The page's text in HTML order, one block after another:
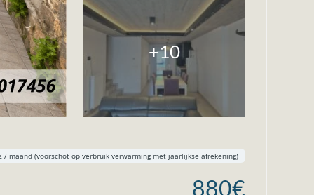
+10
880€
/ maand (voorschot op verbruik verwarming met jaarlijkse afrekening)